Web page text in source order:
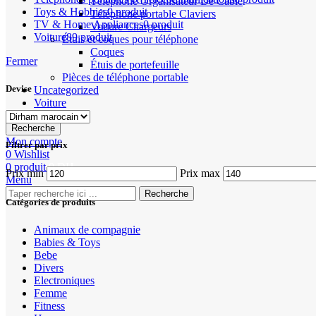
Téléphone portable Claviers
Voiture Chargeurs
Étuis et coques pour téléphone
Coques
Étuis de portefeuille
Pièces de téléphone portable
Uncategorized
Voiture
Recherche
Mon compte
0 Wishlist
0 produit 0DH
Menu
Recherche
Toys & Hobbies0 produit
TV & Home Appliances0 produit
Voiture89 produit
Fermer
Devise
Filtrer par prix
Prix min Prix max
Catégories de produits
Animaux de compagnie
Babies & Toys
Bebe
Divers
Electroniques
Femme
Fitness